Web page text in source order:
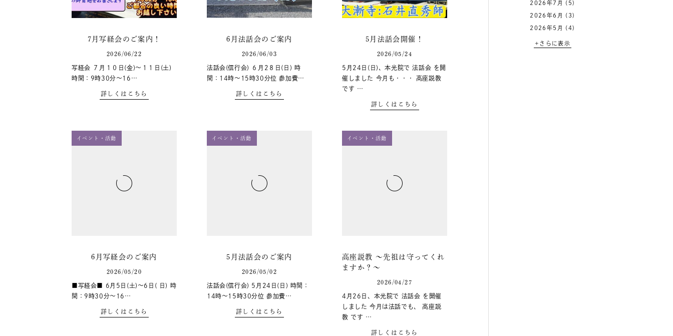
7月写経会のご案内！
2026/06/22
写経会 ７月１０日(金)～１１日(土)
時間：9時30分～16…
詳しくはこちら
6月法話会のご案内
2026/06/03
法話会(信行会) ６月2８日(日) 時
間：14時～15時30分位 参加費…
詳しくはこちら
5月法話会開催！
2026/05/24
5月24日(日)、本光院で 法話会 を開
催しました 今月も・・・ 高座説教
です …
詳しくはこちら
イベント・活動
6月写経会のご案内
2026/05/20
■写経会■ 6月5日(土)～6日( 日) 時
間：9時30分～16…
詳しくはこちら
イベント・活動
5月法話会のご案内
2026/05/02
法話会(信行会) 5月24日(日) 時間：
14時～15時30分位 参加費…
詳しくはこちら
イベント・活動
高座説教 ～先祖は守ってくれ
ますか？～
2026/04/27
4月26日、本光院で 法話会 を開催
しました 今月は法話でも、 高座説
教 です …
詳しくはこちら
2026年7月 (5)
2026年6月 (3)
2026年5月 (4)
+さらに表示